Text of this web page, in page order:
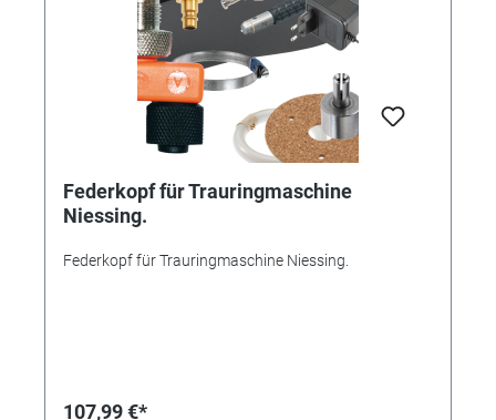
Federkopf für Trauringmaschine
Niessing.
Federkopf für Trauringmaschine Niessing.
107,99 €*